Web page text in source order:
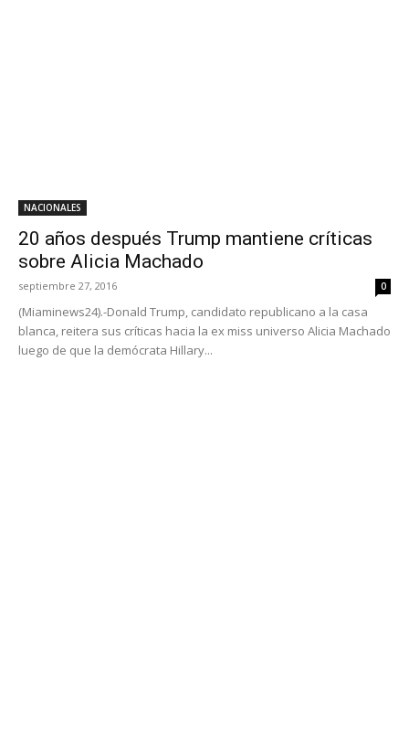
NACIONALES
20 años después Trump mantiene críticas
sobre Alicia Machado
septiembre 27, 2016 0
(Miaminews24).-Donald Trump, candidato republicano a la casa
blanca, reitera sus críticas hacia la ex miss universo Alicia Machado
luego de que la demócrata Hillary...